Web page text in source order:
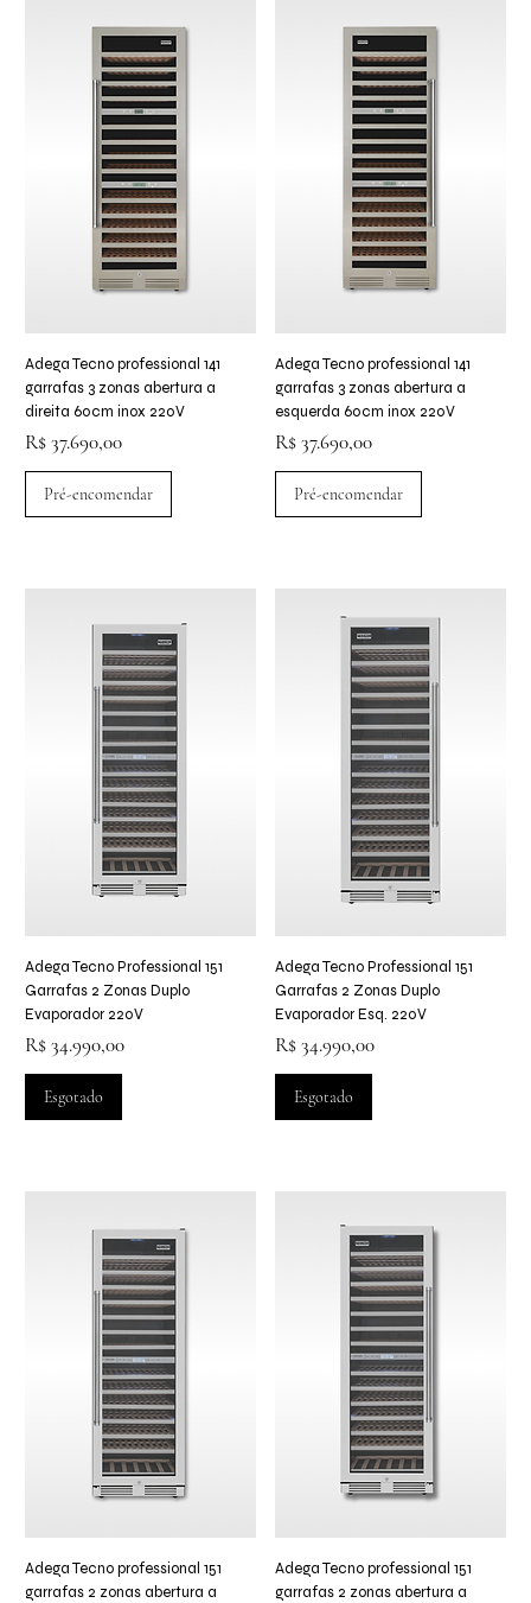
Adega Tecno professional 141
garrafas 3 zonas abertura a
direita 60cm inox 220V
Preço
R$ 37.690,00
Pré-encomendar
Adega Tecno professional 141
garrafas 3 zonas abertura a
esquerda 60cm inox 220V
Preço
R$ 37.690,00
Pré-encomendar
Adega Tecno Professional 151
Garrafas 2 Zonas Duplo
Evaporador 220V
Preço
R$ 34.990,00
Esgotado
Adega Tecno Professional 151
Garrafas 2 Zonas Duplo
Evaporador Esq. 220V
Preço
R$ 34.990,00
Esgotado
Adega Tecno professional 151
garrafas 2 zonas abertura a
Adega Tecno professional 151
garrafas 2 zonas abertura a